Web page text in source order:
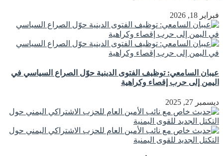
فبراير 18, 2026
عيبان السامعي: توظيف الفتوى الدينية حوّل الصراع السياسي في
اليمن إلى حرب إقصاء وكراهية
ديسمبر 27, 2025